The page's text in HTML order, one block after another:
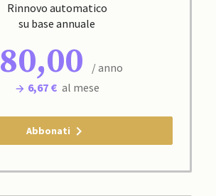
Rinnovo automatico
su base annuale
80,00
/ anno
6,67 € al mese
Abbonati